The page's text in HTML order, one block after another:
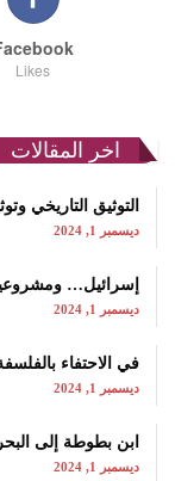
Likes
اخر المقالات
التوثيق التاريخي
ديسمبر 1, 2024
إسرائيل…
ديسمبر 1, 2024
في الاحتفاء
ديسمبر 1, 2024
ابن بطوطة إلى
ديسمبر 1, 2024